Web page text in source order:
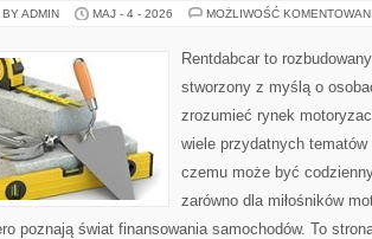
ADMIN MAJ - 4 - 2026 MOŻLIWOŚĆ
Rentdabcar to
stworzony z myślą o
zrozumieć rynek
wiele przydatnych
czemu może być
zarówno dla miłośników
poznają świat finansowania samochodów. To